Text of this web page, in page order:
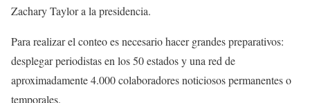
Zachary Taylor a la presidencia.
Para realizar el conteo es necesario hacer grandes preparativos:
desplegar periodistas en los 50 estados y una red de
aproximadamente 4.000 colaboradores noticiosos permanentes o
temporales.